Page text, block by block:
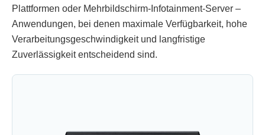
Plattformen oder Mehrbildschirm-Infotainment-Server –
Anwendungen, bei denen maximale Verfügbarkeit, hohe
Verarbeitungsgeschwindigkeit und langfristige
Zuverlässigkeit entscheidend sind.